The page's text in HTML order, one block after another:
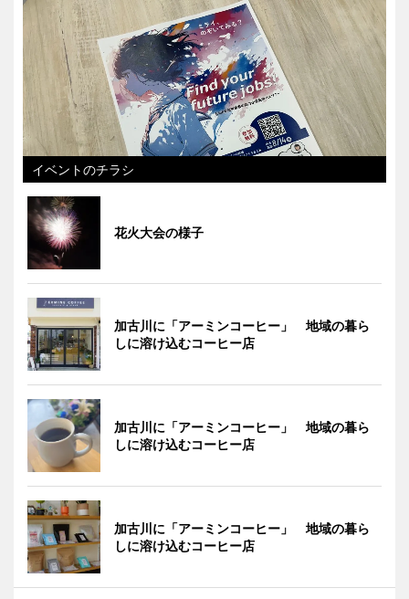
イベントのチラシ
花火大会の様子
加古川に「アーミンコーヒー」 地域の暮ら
しに溶け込むコーヒー店
加古川に「アーミンコーヒー」 地域の暮ら
しに溶け込むコーヒー店
加古川に「アーミンコーヒー」 地域の暮ら
しに溶け込むコーヒー店